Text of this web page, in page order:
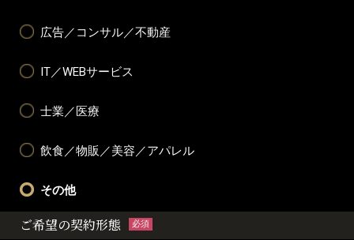
広告／コンサル／不動産
IT／WEBサービス
士業／医療
飲食／物販／美容／アパレル
その他
ご希望の契約形態 必須